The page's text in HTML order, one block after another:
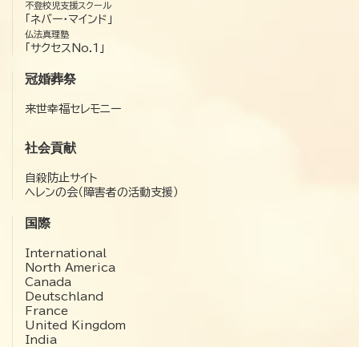
不登校児支援スクール
「ネバー・マインド」
仏法真理塾
「サクセスNo.1」
冠婚葬祭
来世幸福セレモニー
社会貢献
自殺防止サイト
ヘレンの会（障害者の活動支援）
国際
International
North America
Canada
Deutschland
France
United Kingdom
India